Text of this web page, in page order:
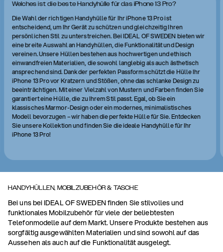
Welches ist die beste Handyhülle für das iPhone 13 Pro?
Die Wahl der richtigen Handyhülle für Ihr iPhone 13 Pro ist
entscheidend, um Ihr Gerät zu schützen und gleichzeitig Ihren
persönlichen Stil zu unterstreichen. Bei IDEAL OF SWEDEN bieten wir
eine breite Auswahl an Handyhüllen, die Funktionalität und Design
vereinen. Unsere Hüllen bestehen aus hochwertigen und ethisch
einwandfreien Materialien, die sowohl langlebig als auch ästhetisch
ansprechend sind. Dank der perfekten Passform schützt die Hülle Ihr
iPhone 13 Pro vor Kratzern und Stößen, ohne das schlanke Design zu
beeinträchtigen. Mit einer Vielzahl von Mustern und Farben finden Sie
garantiert eine Hülle, die zu Ihrem Stil passt. Egal, ob Sie ein
klassisches Marmor-Design oder ein modernes, minimalistisches
Modell bevorzugen – wir haben die perfekte Hülle für Sie. Entdecken
Sie unsere Kollektion und finden Sie die ideale Handyhülle für Ihr
iPhone 13 Pro!
HANDYHÜLLEN, MOBILZUBEHÖR & TASCHE
Bei uns bei IDEAL OF SWEDEN finden Sie stilvolles und
funktionales Mobilzubehör für viele der beliebtesten
Telefonmodelle auf dem Markt. Unsere Produkte bestehen aus
sorgfältig ausgewählten Materialien und sind sowohl auf das
Aussehen als auch auf die Funktionalität ausgelegt.